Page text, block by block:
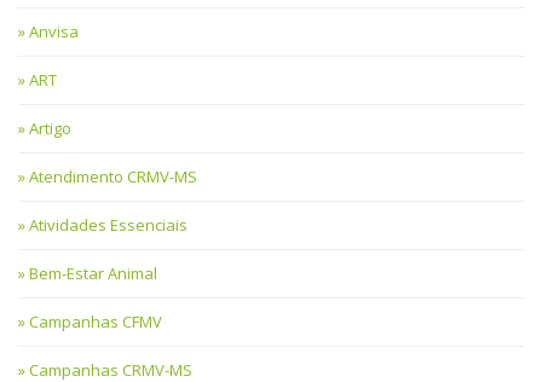
Anvisa
ART
Artigo
Atendimento CRMV-MS
Atividades Essenciais
Bem-Estar Animal
Campanhas CFMV
Campanhas CRMV-MS